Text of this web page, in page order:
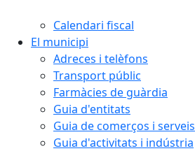
Calendari fiscal
El municipi
Adreces i telèfons
Transport públic
Farmàcies de guàrdia
Guia d'entitats
Guia de comerços i serveis
Guia d'activitats i indústria